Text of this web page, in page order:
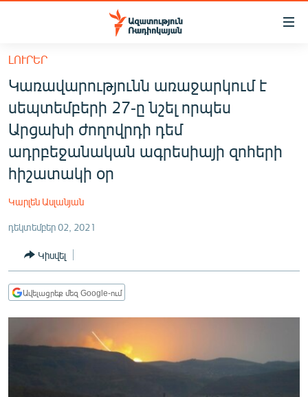
Մատչելիության
հիմնական
բովանդակությանը
Անցնել
հիմնական
մենյուին
Որոնում
ՀԱՅԱՍՏԱՆ
ՔԱՂԱՔԱԿԱՆ
ԸՆՏՐՈՒԹՅՈՒՆՆԵՐ 2026
ԻՐԱՎՈՒՆՔ
ՀԱՍԱՐԱԿՈՒԹՅՈՒՆ
ՊԱՏԵՐԱԶՄԻ 6 ՇԱԲԱԹՆԵՐԸ
ՏԱՐԱԾԱՇՐՋԱՆ
ՄԻՋԱԶԳԱՅԻՆ
ՄՇԱԿՈՒՅԹ
ԼՈՒՐԵՐ
Կառավարությունն առաջարկում է
սեպտեմբերի 27-ը նշել որպես
Արցախի ժողովրդի դեմ
ադրբեջանական ագրեսիայի զոհերի
հիշատակի օր
Կարլեն Ասլանյան
դեկտեմբեր 02, 2021
Կիսվել
Ավելացրեք մեզ Google-ում